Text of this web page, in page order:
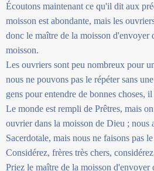
Écoutons maintenant ce qu'il dit aux
moisson est abondante, mais les
donc le maître de la moisson d'envoyer
moisson.
Les ouvriers sont peu nombreux pour
nous ne pouvons pas le répéter sans
gens pour entendre de bonnes choses,
Le monde est rempli de Prêtres, mais
ouvrier dans la moisson de Dieu ; nous
Sacerdotale, mais nous ne faisons pas
Considérez, frères très chers,
Priez le maître de la moisson d'envoyer